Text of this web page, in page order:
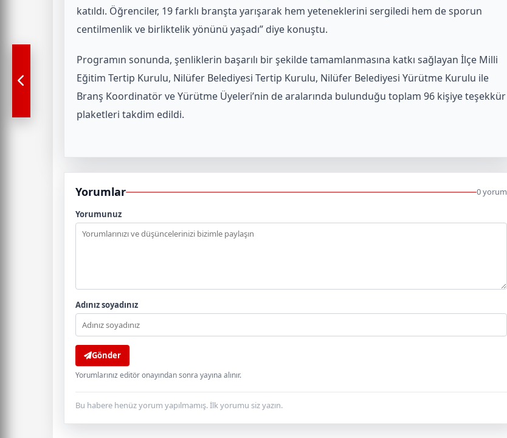
katıldı. Öğrenciler, 19 farklı branşta yarışarak hem yeteneklerini sergiledi hem de sporun
centilmenlik ve birliktelik yönünü yaşadı” diye konuştu.
Programın sonunda, şenliklerin başarılı bir şekilde tamamlanmasına katkı sağlayan İlçe Milli
Eğitim Tertip Kurulu, Nilüfer Belediyesi Tertip Kurulu, Nilüfer Belediyesi Yürütme Kurulu ile
Branş Koordinatör ve Yürütme Üyeleri’nin de aralarında bulunduğu toplam 96 kişiye teşekkür
plaketleri takdim edildi.
Yorumlar 0 yorum
Yorumunuz
Adınız soyadınız
Gönder
Yorumlarınız editör onayından sonra yayına alınır.
Bu habere henüz yorum yapılmamış. İlk yorumu siz yazın.